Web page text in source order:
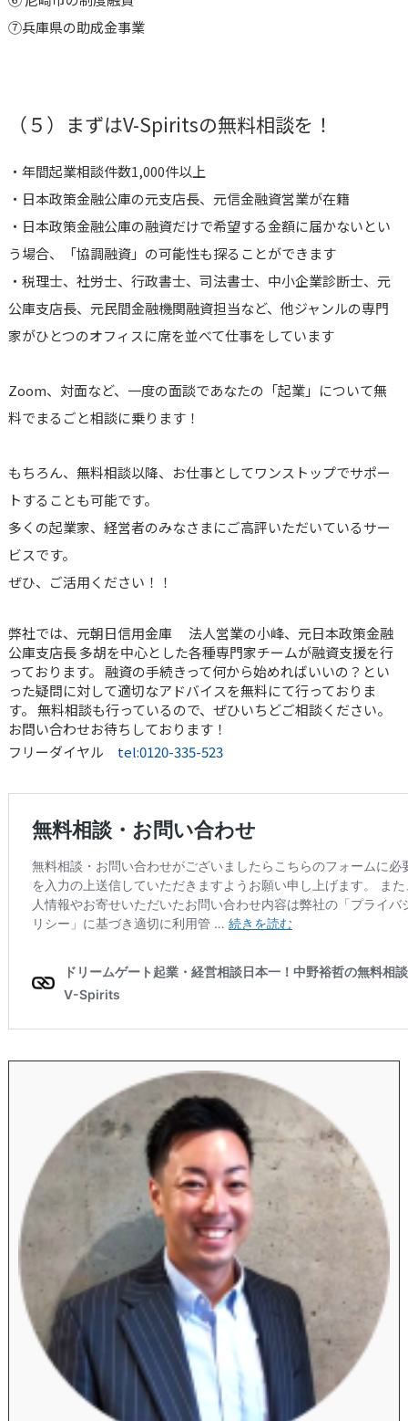
⑦兵庫県の助成金事業
（５）まずはV-Spiritsの無料相談を！
・年間起業相談件数1,000件以上
・日本政策金融公庫の元支店長、元信金融資営業が在籍
・日本政策金融公庫の融資だけで希望する金額に届かないとい
う場合、「協調融資」の可能性も探ることができます
・税理士、社労士、行政書士、司法書士、中小企業診断士、元
公庫支店長、元民間金融機関融資担当など、他ジャンルの専門
家がひとつのオフィスに席を並べて仕事をしています
Zoom、対面など、一度の面談であなたの「起業」について無
料でまるごと相談に乗ります！
もちろん、無料相談以降、お仕事としてワンストップでサポー
トすることも可能です。
多くの起業家、経営者のみなさまにご高評いただいているサー
ビスです。
ぜひ、ご活用ください！！
弊社では、元朝日信用金庫 法人営業の小峰、元日本政策金融
公庫支店長 多胡を中心とした各種専門家チームが融資支援を行
っております。 融資の手続きって何から始めればいいの？とい
った疑問に対して適切なアドバイスを無料にて行っておりま
す。 無料相談も行っているので、ぜひいちどご相談ください。
お問い合わせお待ちしております！
フリーダイヤル tel:0120-335-523